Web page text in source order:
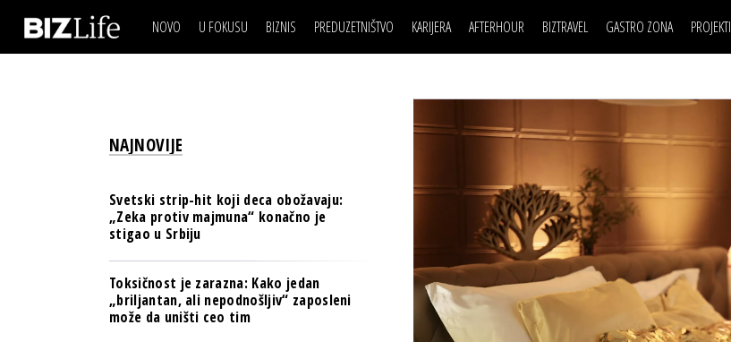
NOVO U FOKUSU BIZNIS
BANKE
TECH I AI
BIZNIS & SPORT
PREDUZETNIŠTVO KARIJERA
KNOW-HOW
AFTERHOUR
WELLBEING
BIZTRAVEL GASTRO ZONA PROJEKTI
30 ISPOD 30
BACK TO OFFICE/SCHOOL
BIZKOLEGIJUM
BMW BIZNIS LIGA
BIZLIFE WEEK
IZJAVA DANABIZNIS SCENA
BREND I KOMUNIKACIJE
OSIGURANJE
TECH I AI
PULS REGIONA
POSAO
MOJ UGAO
USAVRŠAVANJE
FILM I SCENA
AUTO SVET
STIL
NAJKOLEGA
30 ISPOD 30
BACK TO OFFICE/SCHOOL
BIZKOLEGIJUM
BMW BIZNIS LIGA
BIZLIFE WEEK
IZJAVA GODINE
NAJNOVIJE
Svetski strip-hit koji deca obožavaju:
„Zeka protiv majmuna“ konačno je
stigao u Srbiju
Toksičnost je zarazna: Kako jedan
„briljantan, ali nepodnošljiv“ zaposleni
može da uništi ceo tim